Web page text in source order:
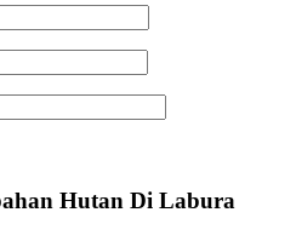
Hutan Di Labura